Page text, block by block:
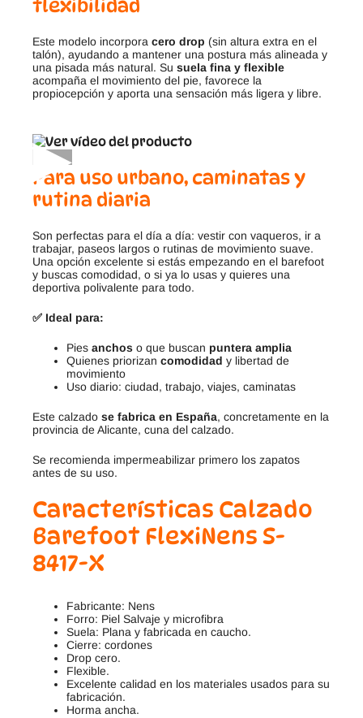
flexibilidad
Este modelo incorpora cero drop (sin altura extra en el
talón), ayudando a mantener una postura más alineada y
una pisada más natural. Su suela fina y flexible
acompaña el movimiento del pie, favorece la
propiocepción y aporta una sensación más ligera y libre.
▶
Para uso urbano, caminatas y
rutina diaria
Son perfectas para el día a día: vestir con vaqueros, ir a
trabajar, paseos largos o rutinas de movimiento suave.
Una opción excelente si estás empezando en el barefoot
y buscas comodidad, o si ya lo usas y quieres una
deportiva polivalente para todo.
✅ Ideal para:
Pies anchos o que buscan puntera amplia
Quienes priorizan comodidad y libertad de
movimiento
Uso diario: ciudad, trabajo, viajes, caminatas
Este calzado se fabrica en España, concretamente en la
provincia de Alicante, cuna del calzado.
Se recomienda impermeabilizar primero los zapatos
antes de su uso.
Características Calzado
Barefoot FlexiNens S-
8417-X
Fabricante: Nens
Forro: Piel Salvaje y microfibra
Suela: Plana y fabricada en caucho.
Cierre: cordones
Drop cero.
Flexible.
Excelente calidad en los materiales usados para su
fabricación.
Horma ancha.